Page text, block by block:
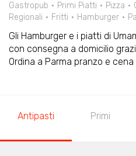
Gastropub Primi Piatti Pizza
Regionali
Fritti Hamburger
Gli Hamburger e i piatti di
con consegna a domicilio
Ordina a Parma pranzo e
Antipasti Primi